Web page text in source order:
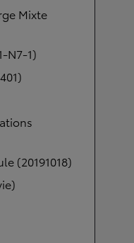
Mixte
N7-1)
(20191018)